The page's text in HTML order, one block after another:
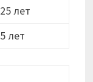
25 лет
5 лет